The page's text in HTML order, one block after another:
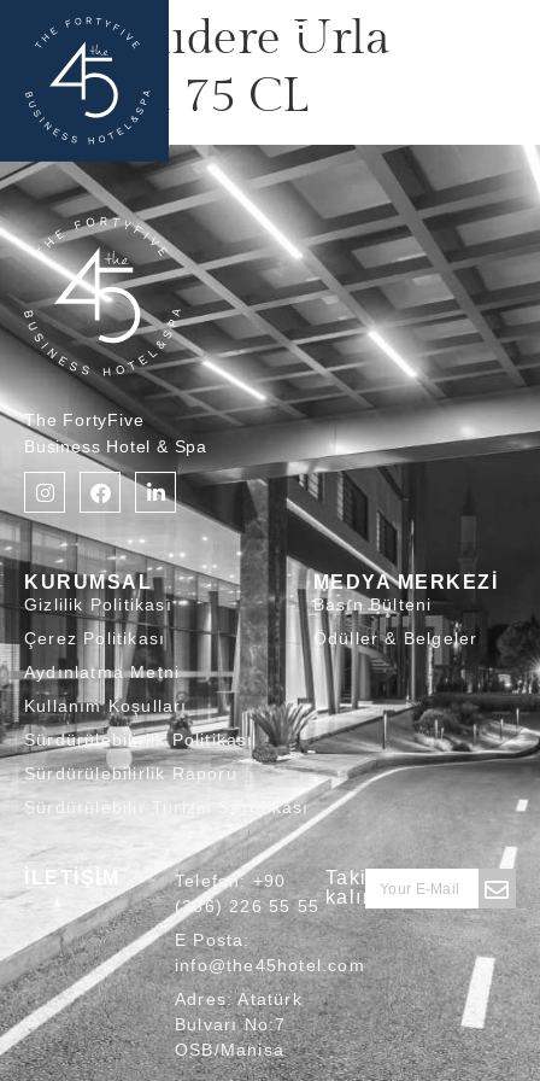
Kavaklıdere Urla
Vourla 75 CL
The FortyFive
Business Hotel & Spa
KURUMSAL
Gizlilik Politikası
Çerez Politikası
Aydınlatma Metni
Kullanım Koşulları
Sürdürülebilirlik Politikası
Sürdürülebilirlik Raporu
Sürdürülebilir Turizm Sertifikası
MEDYA MERKEZİ
Basın Bülteni
Ödüller & Belgeler
İLETİŞİM Telefon:+90
(236) 226 55 55
E Posta:
info@the45hotel.com
Adres:Atatürk
Bulvarı No:7
OSB/Manisa
Takipte
kalın